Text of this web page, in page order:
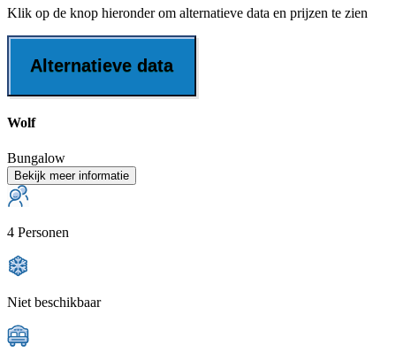
Klik op de knop hieronder om alternatieve data en prijzen te zien
Alternatieve data
Wolf
Bungalow
Bekijk meer informatie
4 Personen
Niet beschikbaar